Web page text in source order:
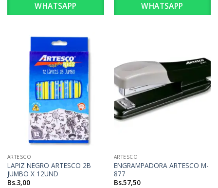
WHATSAPP
WHATSAPP
ARTESCO
LAPIZ NEGRO ARTESCO 2B
JUMBO X 12UND
Bs.3,00
ARTESCO
ENGRAMPADORA ARTESCO M-
877
Bs.57,50